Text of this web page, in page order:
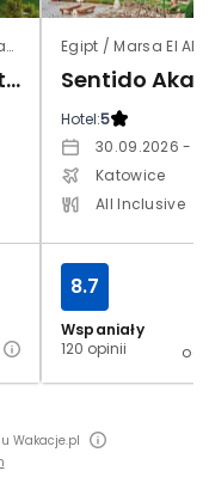
Egipt / Marsa El Alam / Madinat Coraya
Jaz Grand Marsa (ex Resta Grand Resort)
Egipt / Marsa El
Hotel:5
30.09.2026 -
Katowice
All Inclusive
Wspaniały
120 opinii
8.7
od
Wakacje.pl